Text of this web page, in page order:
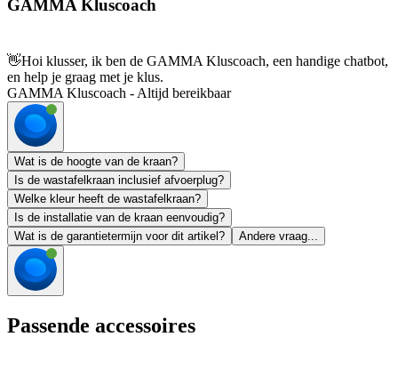
GAMMA Kluscoach
👋Hoi klusser, ik ben de GAMMA Kluscoach, een handige chatbot,
en help je graag met je klus.
GAMMA Kluscoach - Altijd bereikbaar
Wat is de hoogte van de kraan?
Is de wastafelkraan inclusief afvoerplug?
Welke kleur heeft de wastafelkraan?
Is de installatie van de kraan eenvoudig?
Wat is de garantietermijn voor dit artikel?
Andere vraag...
Passende accessoires